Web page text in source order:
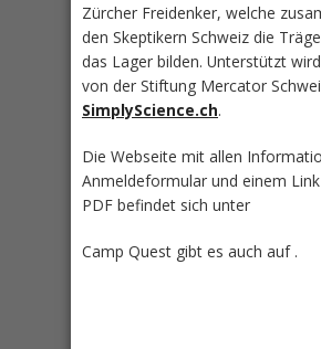
Zürcher Freidenker, welche
den Skeptikern Schweiz die
das Lager bilden. Unterstützt
von der Stiftung Mercator
SimplyScience.ch.
Die Webseite mit allen
Anmeldeformular und einem
PDF befindet sich unter
Camp Quest gibt es auch auf .